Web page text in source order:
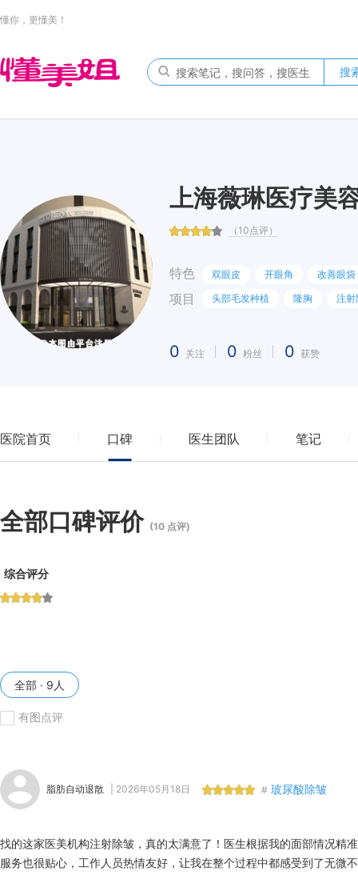
懂你，更懂美！
搜
上海薇琳医疗美
（10点评）
特色
项目
双眼皮 开眼角
改善眼袋
头部毛发种植
隆胸 注射
0 关注 0 粉丝 0 获赞
医院首页 口碑 医生团队 笔记
全部口碑评价 (10 点评)
综合评分
全部 · 9人
有图点评
脂肪自动退散 | 2026年05月18日 # 玻尿酸除皱
找的这家医美机构注射除皱，真的太满意了！医生根据我的面部情况精
服务也很贴心，工作人员热情友好，让我在整个过程中都感受到了无微